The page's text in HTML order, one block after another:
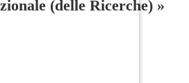
(delle Ricerche) »